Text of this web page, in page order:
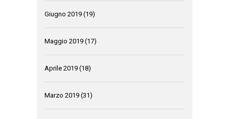
Giugno 2019 (19)
Maggio 2019 (17)
Aprile 2019 (18)
Marzo 2019 (31)